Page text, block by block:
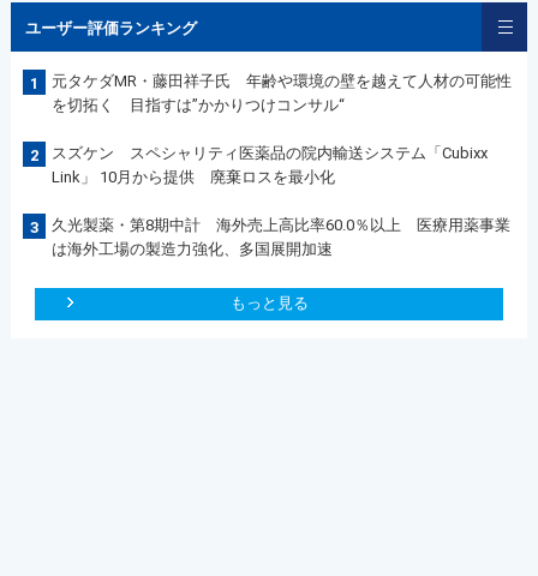
ユーザー評価ランキング
1
元タケダMR・藤田祥子氏 年齢や環境の壁を越えて人材の可能性
を切拓く 目指すは”かかりつけコンサル“
2
スズケン スペシャリティ医薬品の院内輸送システム「Cubixx
Link」 10月から提供 廃棄ロスを最小化
3
久光製薬・第8期中計 海外売上高比率60.0％以上 医療用薬事業
は海外工場の製造力強化、多国展開加速
もっと見る